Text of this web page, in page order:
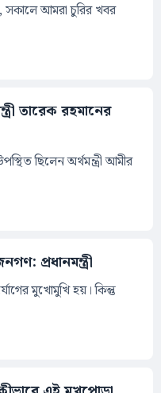
আমরা চুরির খবর
তারেক রহমানের
ছিলেন অর্থমন্ত্রী আমীর
প্রধানমন্ত্রী
মুখোমুখি হয়। কিন্তু